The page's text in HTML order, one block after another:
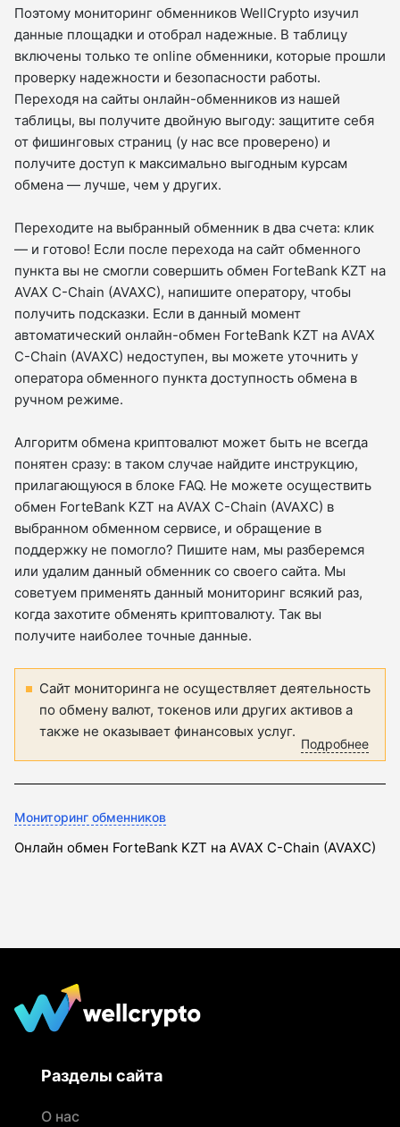
Поэтому мониторинг обменников WellCrypto изучил
данные площадки и отобрал надежные. В таблицу
включены только те online обменники, которые прошли
проверку надежности и безопасности работы.
Переходя на сайты онлайн-обменников из нашей
таблицы, вы получите двойную выгоду: защитите себя
от фишинговых страниц (у нас все проверено) и
получите доступ к максимально выгодным курсам
обмена — лучше, чем у других.
Переходите на выбранный обменник в два счета: клик
— и готово! Если после перехода на сайт обменного
пункта вы не смогли совершить обмен ForteBank KZT на
AVAX C-Chain (AVAXC), напишите оператору, чтобы
получить подсказки. Если в данный момент
автоматический онлайн-обмен ForteBank KZT на AVAX
C-Chain (AVAXC) недоступен, вы можете уточнить у
оператора обменного пункта доступность обмена в
ручном режиме.
Алгоритм обмена криптовалют может быть не всегда
понятен сразу: в таком случае найдите инструкцию,
прилагающуюся в блоке FAQ. Не можете осуществить
обмен ForteBank KZT на AVAX C-Chain (AVAXC) в
выбранном обменном сервисе, и обращение в
поддержку не помогло? Пишите нам, мы разберемся
или удалим данный обменник со своего сайта. Мы
советуем применять данный мониторинг всякий раз,
когда захотите обменять криптовалюту. Так вы
получите наиболее точные данные.
Сайт мониторинга не осуществляет деятельность
по обмену валют, токенов или других активов а
также не оказывает финансовых услуг.
Подробнее
Мониторинг обменников
Онлайн обмен ForteBank KZT на AVAX C-Chain (AVAXC)
Разделы сайта
О нас